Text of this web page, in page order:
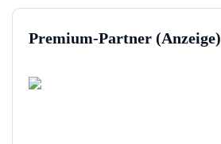
Premium-Partner (Anzeige)